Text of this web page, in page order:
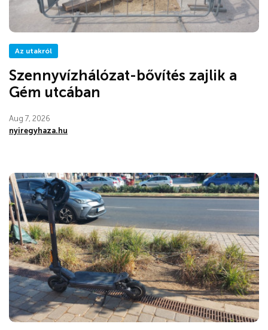
Az utakról
Szennyvízhálózat-bővítés zajlik a
Gém utcában
Aug 7, 2026
nyiregyhaza.hu